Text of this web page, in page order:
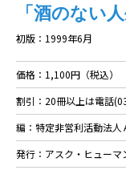
「酒のない
初版：1999年6月
価格：1,100円（税込）
割引：20冊以上は電話
編：特定非営利活動法人
発行：アスク・ヒューマ